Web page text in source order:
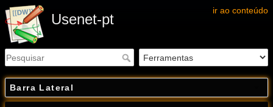
ir ao conteúdo
Usenet-pt
Barra Lateral